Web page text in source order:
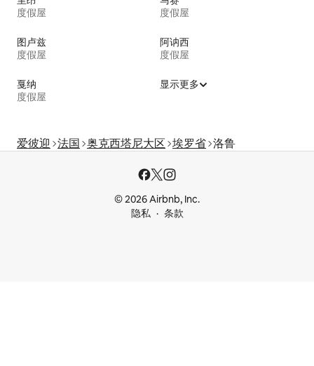
度假屋
度假屋
图卢兹
度假屋
阿讷西
度假屋
戛纳
度假屋
显示更多
爱彼迎 法国 奥克西塔尼大区 埃罗省 洛鲁
© 2026 Airbnb, Inc.
隐私
条款